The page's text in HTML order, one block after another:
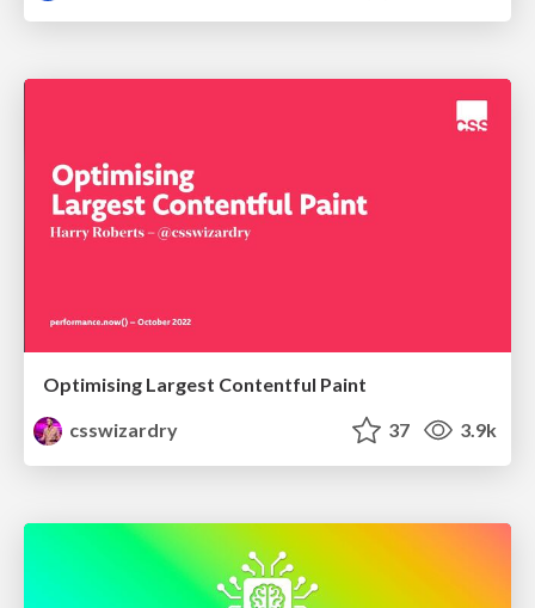
Optimising Largest Contentful Paint
csswizardry
37 3.9k